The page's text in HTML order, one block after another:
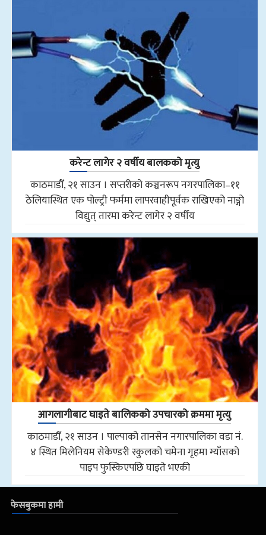
करेन्ट लागेर २ वर्षीय बालकको मृत्यु
काठमाडौँ, २१ साउन । सप्तरीको कञ्चनरूप नगरपालिका–११
ठेलियास्थित एक पोल्ट्री फर्ममा लापरवाहीपूर्वक राखिएको नाङ्गो
विद्युत् तारमा करेन्ट लागेर २ वर्षीय
आगलागीबाट घाइते बालिकको उपचारको क्रममा मृत्यु
काठमाडौँ, २१ साउन । पाल्पाको तानसेन नगारपालिका वडा नं.
४ स्थित मिलेनियम सेकेण्डरी स्कुलको चमेना गृहमा ग्याँसको
पाइप फुस्किएपछि घाइते भएकी
फेसबुकमा हामी